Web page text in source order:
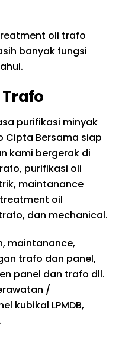
oli trafo
banyak fungsi
Trafo
purifikasi minyak
Cipta Bersama siap
kami bergerak di
purifikasi oli
maintanance
oil
dan mechanical.
maintanance,
trafo dan panel,
panel dan trafo dll.
/
kubikal LPMDB,